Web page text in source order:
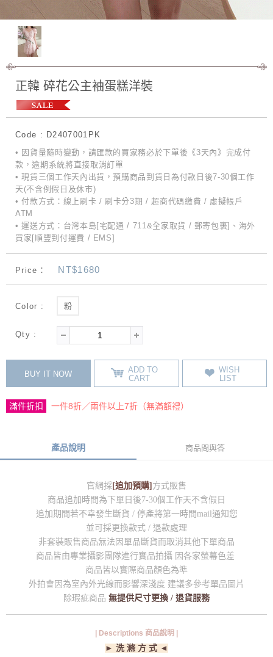
正韓 碎花公主袖蛋糕洋裝
Code : D2407001PK
• 因貨量隨時變動，請匯款的買家務必於下單後《3天內》完成付
款，逾期系統將直接取消訂單
• 現貨三個工作天內出貨，預購商品到貨日為付款日後7-30個工作
天(不含例假日及休市)
• 付款方式：線上刷卡 / 刷卡分3期 / 超商代碼繳費 / 虛擬帳戶
ATM
• 運送方式：台灣本島[宅配通 / 711&全家取貨 / 郵寄包裹]、海外
買家[順豐到付運費 / EMS]
Price： NT$1680
Color : 粉
Qty :
BUY IT NOW
ADD TO
CART
WISH
LIST
滿件折扣 一件8折／兩件以上7折（無滿額禮）
產品說明 商品問與答
官網採 [追加預購] 方式販售
商品追加時間為下單日後7-30個工作天不含假日
追加期間若不幸發生斷貨 / 停產將第一時間mail通知您
並可採更換款式 / 退款處理
非套裝販售商品無法因單品斷貨而取消其他下單商品
商品皆由專業攝影團隊進行實品拍攝 因各家螢幕色差
商品皆以實際商品顏色為準
外拍會因為室內外光線而影響深淺度 建議多參考單品圖片
除瑕疵商品 無提供尺寸更換 / 退貨服務
| Descriptions 商品說明 |
► 洗 滌 方 式 ◄